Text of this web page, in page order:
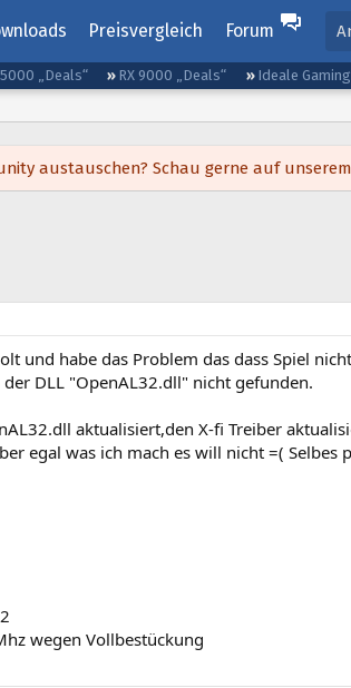
Preisvergleich Forum
5000 „Deals“ RX 9000 „Deals“
Ideale
austauschen? Schau gerne auf
und habe das Problem das dass Spiel
DLL "OpenAL32.dll" nicht gefunden.
aktualisiert,den X-fi Treiber
egal was ich mach es will nicht =(
wegen Vollbestückung